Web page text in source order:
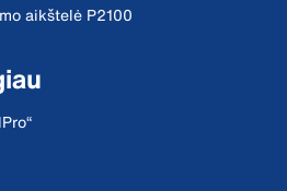
aikštelė P2100